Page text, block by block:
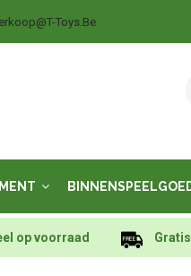
Toys.be
op voorraad